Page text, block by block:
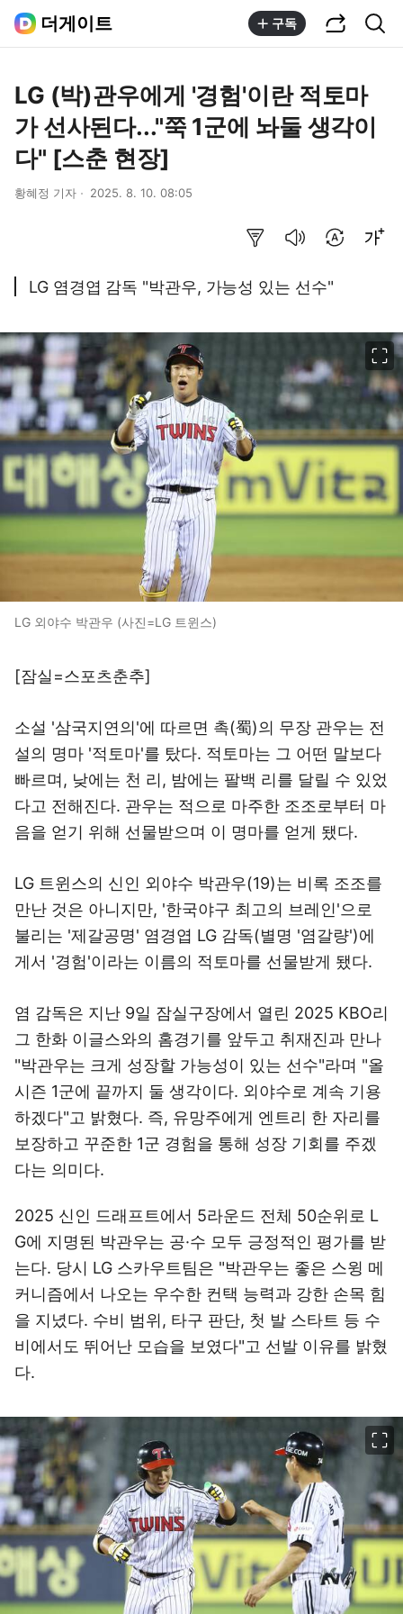
더게이트 구독
LG (박)관우에게 '경험'이란 적토마
가 선사된다..."쭉 1군에 놔둘 생각이
다" [스춘 현장]
황혜정 기자 2025. 8. 10. 08:05
LG 염경엽 감독 "박관우, 가능성 있는 선수"
LG 외야수 박관우 (사진=LG 트윈스)
[잠실=스포츠춘추]
소설 '삼국지연의'에 따르면 촉(蜀)의 무장 관우는 전
설의 명마 '적토마'를 탔다. 적토마는 그 어떤 말보다
빠르며, 낮에는 천 리, 밤에는 팔백 리를 달릴 수 있었
다고 전해진다. 관우는 적으로 마주한 조조로부터 마
음을 얻기 위해 선물받으며 이 명마를 얻게 됐다.
LG 트윈스의 신인 외야수 박관우(19)는 비록 조조를
만난 것은 아니지만, '한국야구 최고의 브레인'으로
불리는 '제갈공명' 염경엽 LG 감독(별명 '염갈량')에
게서 '경험'이라는 이름의 적토마를 선물받게 됐다.
염 감독은 지난 9일 잠실구장에서 열린 2025 KBO리
그 한화 이글스와의 홈경기를 앞두고 취재진과 만나
"박관우는 크게 성장할 가능성이 있는 선수"라며 "올
시즌 1군에 끝까지 둘 생각이다. 외야수로 계속 기용
하겠다"고 밝혔다. 즉, 유망주에게 엔트리 한 자리를
보장하고 꾸준한 1군 경험을 통해 성장 기회를 주겠
다는 의미다.
2025 신인 드래프트에서 5라운드 전체 50순위로 L
G에 지명된 박관우는 공·수 모두 긍정적인 평가를 받
는다. 당시 LG 스카우트팀은 "박관우는 좋은 스윙 메
커니즘에서 나오는 우수한 컨택 능력과 강한 손목 힘
을 지녔다. 수비 범위, 타구 판단, 첫 발 스타트 등 수
비에서도 뛰어난 모습을 보였다"고 선발 이유를 밝혔
다.